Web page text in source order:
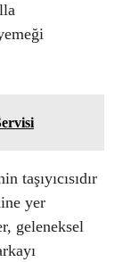
taşıyıcısıdır
yer
geleneksel